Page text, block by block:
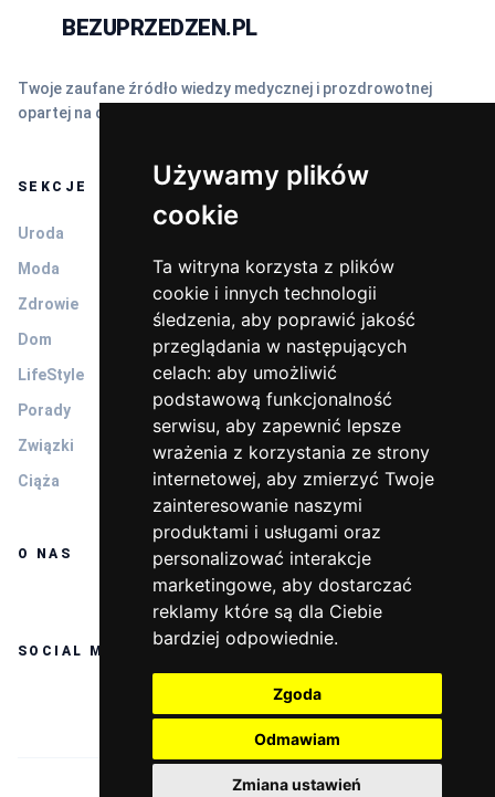
Używamy plików
cookie
Ta witryna korzysta z plików
cookie i innych technologii
śledzenia, aby poprawić jakość
przeglądania w następujących
celach: aby umożliwić
podstawową funkcjonalność
serwisu, aby zapewnić lepsze
wrażenia z korzystania ze strony
internetowej, aby zmierzyć Twoje
zainteresowanie naszymi
produktami i usługami oraz
personalizować interakcje
marketingowe, aby dostarczać
reklamy które są dla Ciebie
bardziej odpowiednie.
Zgoda
Odmawiam
Zmiana ustawień
BEZUPRZEDZEN.PL
Twoje zaufane źródło wiedzy medycznej i prozdrowotnej
opartej na dowodach naukowych (EBM).
SEKCJE
Uroda
Moda
Zdrowie
Dom
LifeStyle
Porady
Związki
Ciąża
O NAS
SOCIAL MEDIA